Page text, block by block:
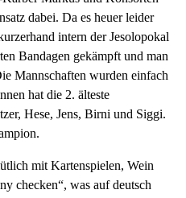
dabei. Da es heuer leider
intern der Jesolopokal
Bandagen gekämpft und man
Mannschaften wurden einfach
hat die 2. älteste
Hese, Jens, Birni und Siggi.
mit Kartenspielen, Wein
checken“, was auf deutsch